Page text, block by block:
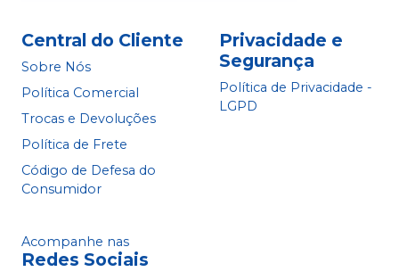
Central do Cliente
Sobre Nós
Política Comercial
Trocas e Devoluções
Política de Frete
Código de Defesa do
Consumidor
Privacidade e
Segurança
Política de Privacidade -
LGPD
Acompanhe nas
Redes Sociais